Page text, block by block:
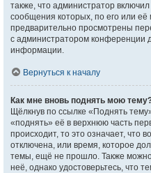
также, что администратор
сообщения которых, по его или
предварительно просмотрены
с администратором конференции
информации.
Вернуться к началу
Как мне вновь поднять мою
Щёлкнув по ссылке «Поднять
«поднять» её в верхнюю часть
происходит, то это означает, что
отключена, или время, которое
темы, ещё не прошло. Также можно
неё, однако удостоверьтесь, что